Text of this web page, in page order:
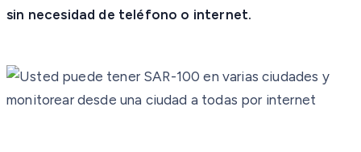
sin necesidad de teléfono o internet.